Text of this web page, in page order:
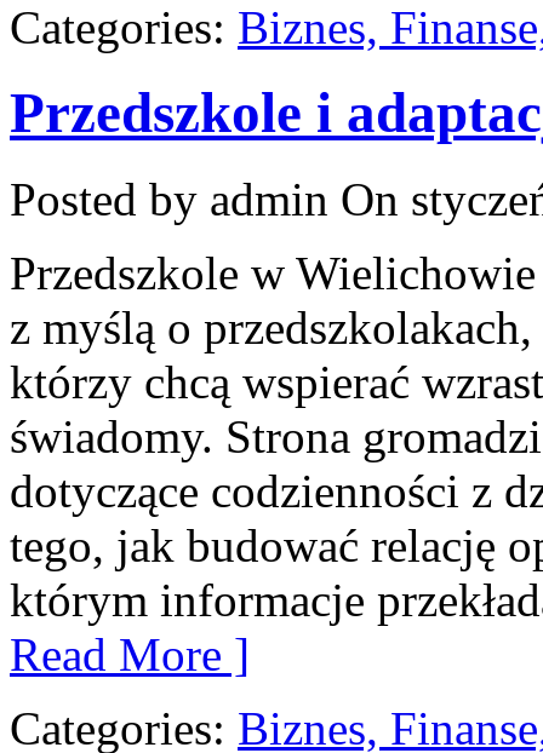
Categories: Biznes,
Przedszkole i
Posted by admin On
Przedszkole w
z myślą o
którzy chcą wspierać
świadomy. Strona
dotyczące codzienności z
tego, jak budować relację
którym informacje
Read More ]
Categories: Biznes,